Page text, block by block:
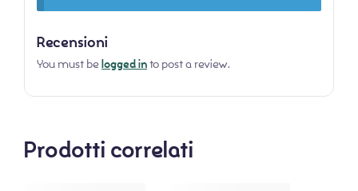
Recensioni
You must be logged into post a review.
Prodotti correlati